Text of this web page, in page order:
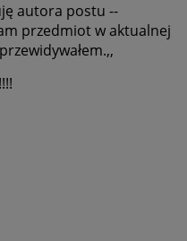
autora postu --
przedmiot w aktualnej